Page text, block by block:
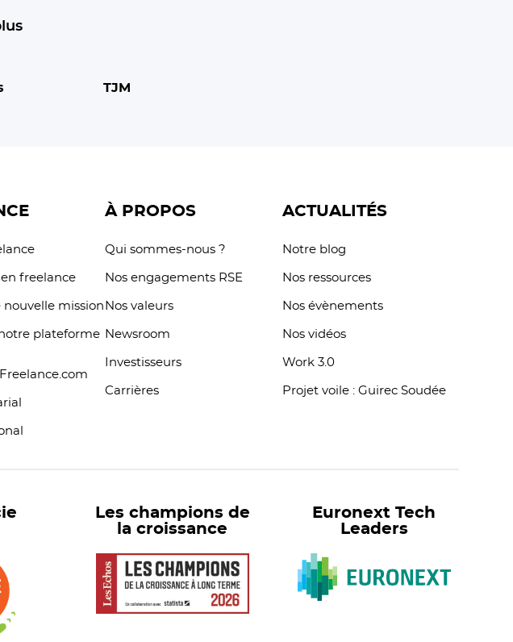
TJM
freelance
nouvelle mission
notre plateforme
À PROPOS
Qui sommes-nous ?
Nos engagements RSE
Nos valeurs
Newsroom
Investisseurs
Carrières
ACTUALITÉS
Notre blog
Nos ressources
Nos évènements
Nos vidéos
Work 3.0
Projet voile : Guirec Soudée
Les champions de
la croissance
Euronext Tech
Leaders